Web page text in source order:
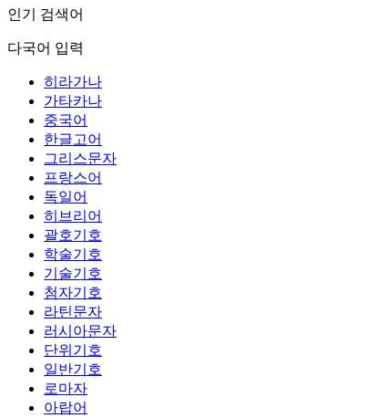
인기 검색어
다국어 입력
히라가나
가타카나
중국어
한글고어
그리스문자
프랑스어
독일어
히브리어
괄호기호
학술기호
기술기호
첨자기호
라틴문자
러시아문자
단위기호
일반기호
로마자
아랍어